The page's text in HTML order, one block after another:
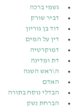
גשמי ברכה
דביר שורק
דוד בן גוריון
דין על המים
דמוקרטיה
דת ומדינה
ה\ראש השנה
האדם
הבדלי נוסח בתורה
הברחת נשק